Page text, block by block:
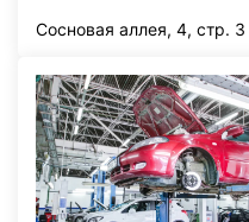
Сосновая аллея, 4, стр. 3